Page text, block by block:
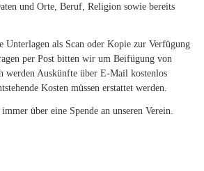
und Orte, Beruf, Religion sowie bereits
Unterlagen als Scan oder Kopie zur Verfügung
per Post bitten wir um Beifügung von
werden Auskünfte über E-Mail kostenlos
Kosten müssen erstattet werden.
über eine Spende an unseren Verein.